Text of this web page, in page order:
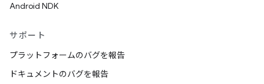
Android NDK
サポート
プラットフォームのバグを報告
ドキュメントのバグを報告